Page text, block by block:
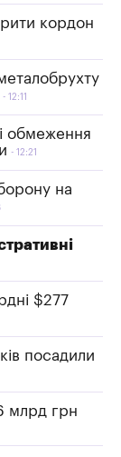
кордон
12:11
обмеження
12:21
на
$277
посадили
млрд грн